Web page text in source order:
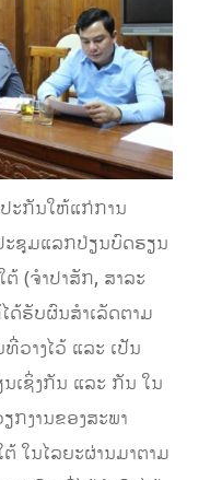
ກັນໃຫ້ແກ່ການ
ຊຸມແລກປ່ຽນບົດຮຽນ
(ຈໍາປາສັກ, ສາລະ
ດ້ຮັບຜົນສໍາເລັດຕາມ
ວາງໄວ້ ແລະ ເປັນ
ເຊິ່ງກັນ ແລະ ກັນ ໃນ
ກງານຂອງສະພາ
ໃນໄລຍະຜ່ານມາຕາມ